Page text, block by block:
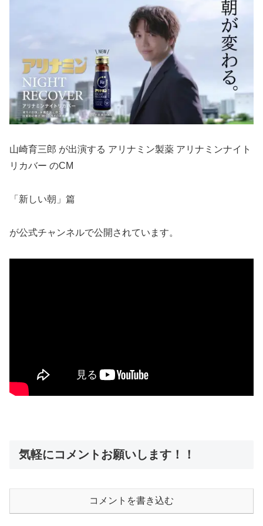
山崎育三郎 が出演する アリナミン製薬 アリナミンナイト
リカバー のCM
「新しい朝」篇
が公式チャンネルで公開されています。
気軽にコメントお願いします！！
コメントを書き込む